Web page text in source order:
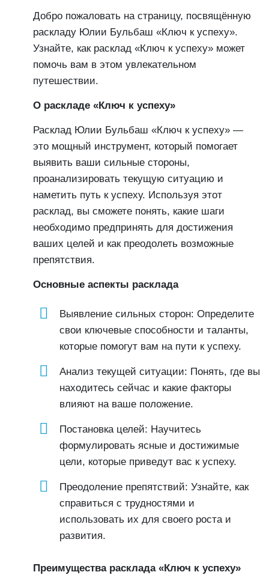
Добро пожаловать на страницу, посвящённую
раскладу Юлии Бульбаш «Ключ к успеху».
Узнайте, как расклад «Ключ к успеху» может
помочь вам в этом увлекательном
путешествии.
О раскладе «Ключ к успеху»
Расклад Юлии Бульбаш «Ключ к успеху» —
это мощный инструмент, который помогает
выявить ваши сильные стороны,
проанализировать текущую ситуацию и
наметить путь к успеху. Используя этот
расклад, вы сможете понять, какие шаги
необходимо предпринять для достижения
ваших целей и как преодолеть возможные
препятствия.
Основные аспекты расклада
Выявление сильных сторон: Определите
свои ключевые способности и таланты,
которые помогут вам на пути к успеху.
Анализ текущей ситуации: Понять, где вы
находитесь сейчас и какие факторы
влияют на ваше положение.
Постановка целей: Научитесь
формулировать ясные и достижимые
цели, которые приведут вас к успеху.
Преодоление препятствий: Узнайте, как
справиться с трудностями и
использовать их для своего роста и
развития.
Преимущества расклада «Ключ к успеху»